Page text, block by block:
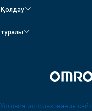
Термометры
Аксессуары для
Аксессуары для термометров
Қолдау
Электромагнитная
Декларация соответствия ЕС
туралы
Академия OMRON
Условия использования
информацией
Условия использования